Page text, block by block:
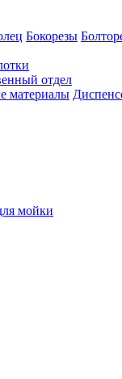
Бокорезы
отдел
материалы
мойки